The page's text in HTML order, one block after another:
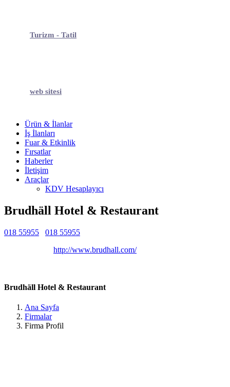
Turizm - Tatil
web sitesi
Ürün & İlanlar
İş İlanları
Fuar & Etkinlik
Fırsatlar
Haberler
İletişim
Araçlar
KDV Hesaplayıcı
Brudhäll Hotel & Restaurant
018 55955 018 55955
http://www.brudhall.com/
Brudhäll Hotel & Restaurant
Ana Sayfa
Firmalar
Firma Profil